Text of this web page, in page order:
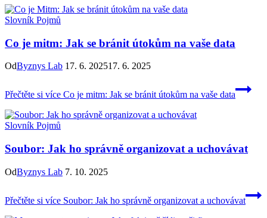
Slovník Pojmů
Co je mitm: Jak se bránit útokům na vaše data
OdByznys Lab 17. 6. 202517. 6. 2025
Přečtěte si více Co je mitm: Jak se bránit útokům na vaše data
Slovník Pojmů
Soubor: Jak ho správně organizovat a uchovávat
OdByznys Lab 7. 10. 2025
Přečtěte si více Soubor: Jak ho správně organizovat a uchovávat